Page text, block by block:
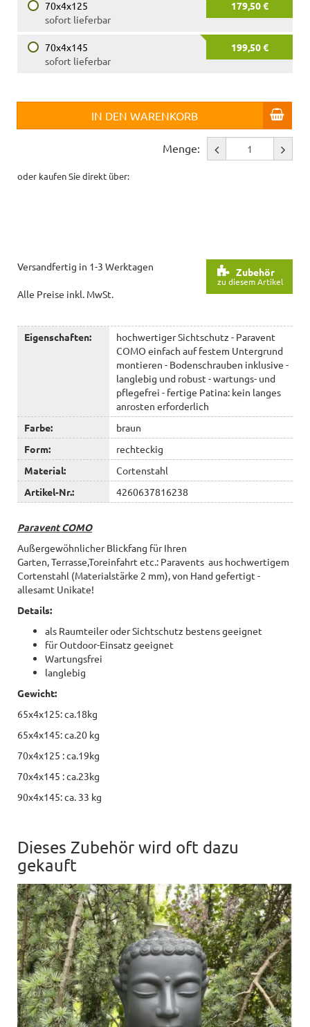
70x4x125
179,50 €
sofort lieferbar
70x4x145
199,50 €
sofort lieferbar
IN DEN WARENKORB
Menge:
oder kaufen Sie direkt über:
Zubehör
zu diesem Artikel
Versandfertig in 1-3 Werktagen
Alle Preise inkl. MwSt.
Eigenschaften:
hochwertiger Sichtschutz - Paravent
COMO einfach auf festem Untergrund
montieren - Bodenschrauben inklusive -
langlebig und robust - wartungs- und
pflegefrei - fertige Patina: kein langes
anrosten erforderlich
Farbe:
braun
Form:
rechteckig
Material:
Cortenstahl
Artikel-Nr.:
4260637816238
Paravent COMO
Außergewöhnlicher Blickfang für Ihren
Garten, Terrasse,Toreinfahrt etc.: Paravents aus hochwertigem
Cortenstahl (Materialstärke 2 mm), von Hand gefertigt -
allesamt Unikate!
Details:
als Raumteiler oder Sichtschutz bestens geeignet
für Outdoor-Einsatz geeignet
Wartungsfrei
langlebig
Gewicht:
65x4x125: ca.18kg
65x4x145: ca.20 kg
70x4x125 : ca.19kg
70x4x145 : ca.23kg
90x4x145: ca. 33 kg
Dieses Zubehör wird oft dazu
gekauft